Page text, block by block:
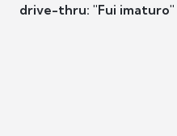
drive-thru: "Fui imaturo"